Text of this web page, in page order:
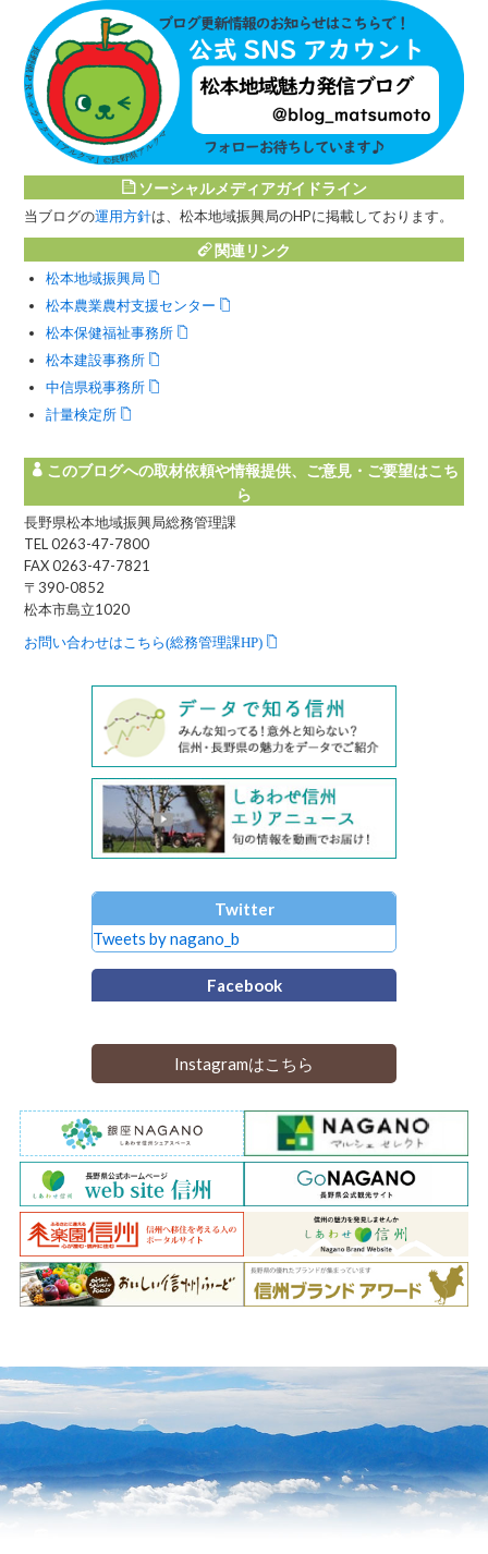
ソーシャルメディアガイドライン
当ブログの運用方針は、松本地域振興局のHPに掲載しております。
関連リンク
松本地域振興局
松本農業農村支援センター
松本保健福祉事務所
松本建設事務所
中信県税事務所
計量検定所
このブログへの取材依頼や情報提供、ご意見・ご要望はこち
ら
長野県松本地域振興局総務管理課
TEL 0263-47-7800
FAX 0263-47-7821
〒390-0852
松本市島立1020
お問い合わせはこちら(総務管理課HP)
Twitter
Tweets by nagano_b
Facebook
Instagramはこちら